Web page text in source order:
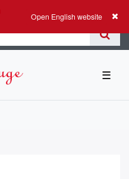
☰
Open English website